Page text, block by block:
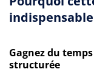
Gagnez du
structurée